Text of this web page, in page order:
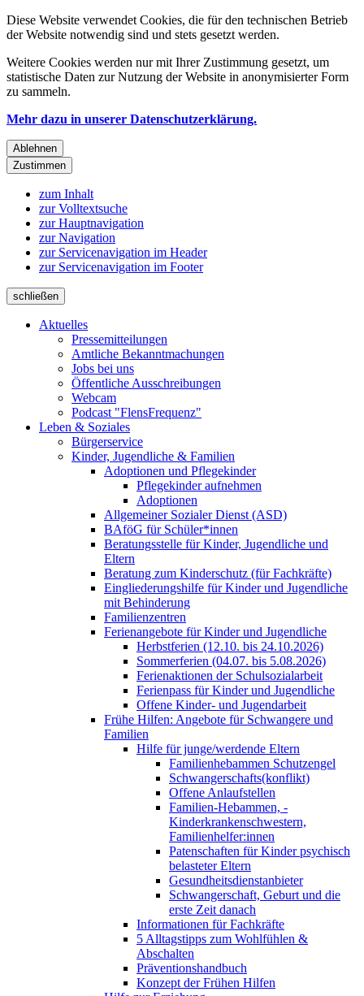
Diese Website verwendet Cookies, die für den technischen Betrieb
der Website notwendig sind und stets gesetzt werden.
Weitere Cookies werden nur mit Ihrer Zustimmung gesetzt, um
statistische Daten zur Nutzung der Website in anonymisierter Form
zu sammeln.
Mehr dazu in unserer Datenschutzerklärung.
Ablehnen
Zustimmen
zum Inhalt
zur Volltextsuche
zur Hauptnavigation
zur Navigation
zur Servicenavigation im Header
zur Servicenavigation im Footer
schließen
Aktuelles
Pressemitteilungen
Amtliche Bekanntmachungen
Jobs bei uns
Öffentliche Ausschreibungen
Webcam
Podcast "FlensFrequenz"
Leben & Soziales
Bürgerservice
Kinder, Jugendliche & Familien
Adoptionen und Pflegekinder
Pflegekinder aufnehmen
Adoptionen
Allgemeiner Sozialer Dienst (ASD)
BAföG für Schüler*innen
Beratungsstelle für Kinder, Jugendliche und
Eltern
Beratung zum Kinderschutz (für Fachkräfte)
Eingliederungshilfe für Kinder und Jugendliche
mit Behinderung
Familienzentren
Ferienangebote für Kinder und Jugendliche
Herbstferien (12.10. bis 24.10.2026)
Sommerferien (04.07. bis 5.08.2026)
Ferienaktionen der Schulsozialarbeit
Ferienpass für Kinder und Jugendliche
Offene Kinder- und Jugendarbeit
Frühe Hilfen: Angebote für Schwangere und
Familien
Hilfe für junge/werdende Eltern
Familienhebammen Schutzengel
Schwangerschafts(konflikt)
Offene Anlaufstellen
Familien-Hebammen, -
Kinderkrankenschwestern,
Familienhelfer:innen
Patenschaften für Kinder psychisch
belasteter Eltern
Gesundheitsdienstanbieter
Schwangerschaft, Geburt und die
erste Zeit danach
Informationen für Fachkräfte
5 Alltagstipps zum Wohlfühlen &
Abschalten
Präventionshandbuch
Konzept der Frühen Hilfen